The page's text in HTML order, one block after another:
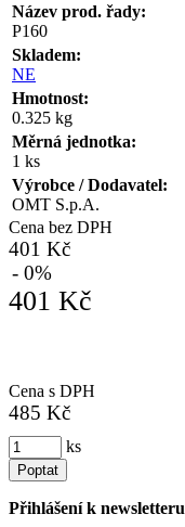
Název prod. řady:
P160
Skladem:
NE
Hmotnost:
0.325 kg
Měrná jednotka:
1 ks
Výrobce / Dodavatel:
OMT S.p.A.
Cena bez DPH
401 Kč
- 0%
401 Kč
Cena s DPH
485 Kč
ks
Poptat
Přihlášení k newsletteru